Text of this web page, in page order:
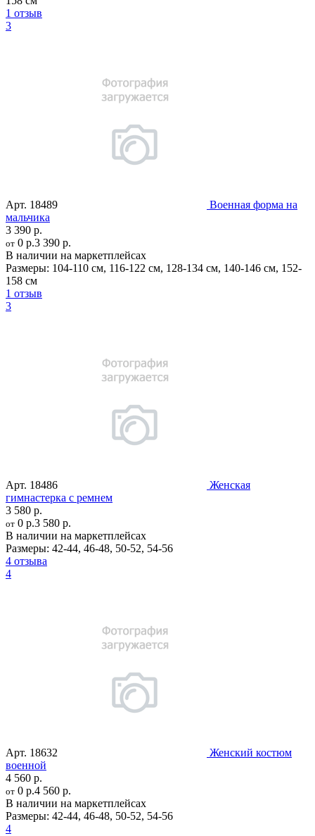
1 отзыв
3
Арт. 18489
Военная форма на
мальчика
3 390 р.
от 0 р.3 390 р.
В наличии на маркетплейсах
Размеры: 104-110 см, 116-122 см, 128-134 см, 140-146 см, 152-
158 см
1 отзыв
3
Арт. 18486
Женская
гимнастерка с ремнем
3 580 р.
от 0 р.3 580 р.
В наличии на маркетплейсах
Размеры: 42-44, 46-48, 50-52, 54-56
4 отзыва
4
Арт. 18632
Женский костюм
военной
4 560 р.
от 0 р.4 560 р.
В наличии на маркетплейсах
Размеры: 42-44, 46-48, 50-52, 54-56
4